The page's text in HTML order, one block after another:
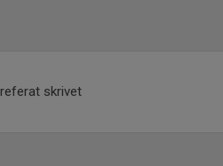
skrivet